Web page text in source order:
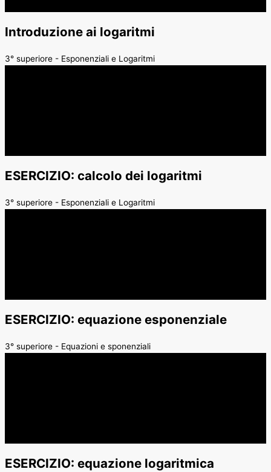
Introduzione ai logaritmi
3° superiore - Esponenziali e Logaritmi
ESERCIZIO: calcolo dei logaritmi
3° superiore - Esponenziali e Logaritmi
ESERCIZIO: equazione esponenziale
3° superiore - Equazioni e sponenziali
ESERCIZIO: equazione logaritmica